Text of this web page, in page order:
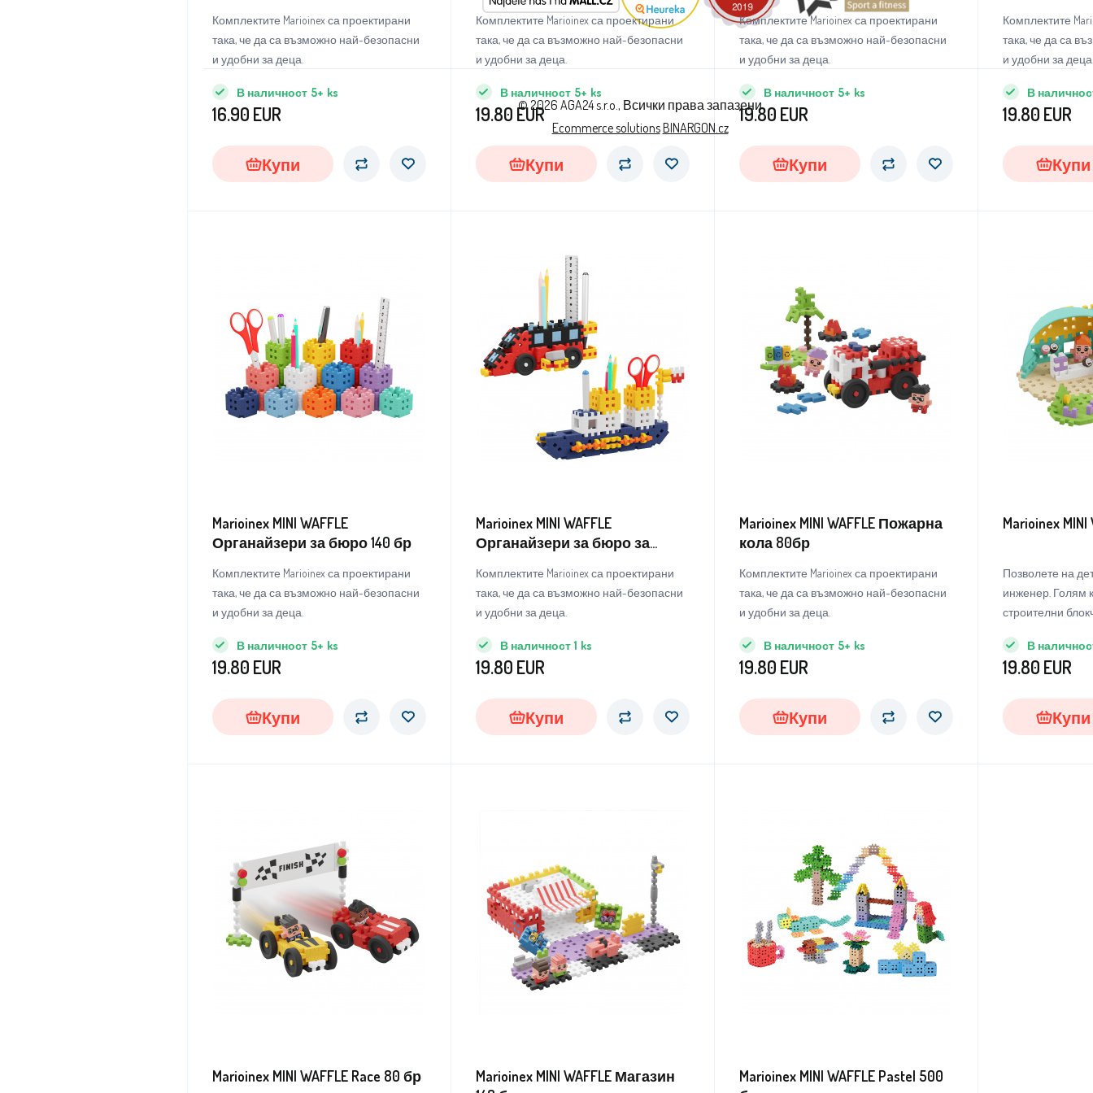
Комплектите Marioinex са проектирани
така, че да са възможно най-безопасни
и удобни за деца.
В наличност 5+ ks
16.90 EUR
Купи
80бр
Комплектите Marioinex са проектирани
така, че да са възможно най-безопасни
и удобни за деца.
В наличност 5+ ks
19.80 EUR
Купи
за бюро 140 бр
Комплектите Marioinex са проектирани
така, че да са възможно най-безопасни
и удобни за деца.
В наличност 5+ ks
19.80 EUR
Купи
Комплектите
така, че да са
и удобни за деца.
В
19.80 EUR
Купи
Marioinex MINI WAFFLE
Органайзери за бюро 140 бр
Комплектите Marioinex са проектирани
така, че да са възможно най-безопасни
и удобни за деца.
В наличност 5+ ks
19.80 EUR
Купи
Marioinex MINI WAFFLE
Органайзери за бюро за
Комплектите Marioinex са проектирани
така, че да са възможно най-безопасни
и удобни за деца.
В наличност 1 ks
19.80 EUR
Купи
Marioinex MINI WAFFLE Пожарна
кола 80бр
Комплектите Marioinex са проектирани
така, че да са възможно най-безопасни
и удобни за деца.
В наличност 5+ ks
19.80 EUR
Купи
Marioinex
Позволете на
инженер. Голям
строителни
В
19.80 EUR
Купи
Marioinex MINI WAFFLE Race 80 бр
Marioinex MINI WAFFLE Магазин
Marioinex MINI WAFFLE Pastel 500
© 2026 AGA24 s.r.o., Всички права запазени
Ecommerce solutionsBINARGON.cz